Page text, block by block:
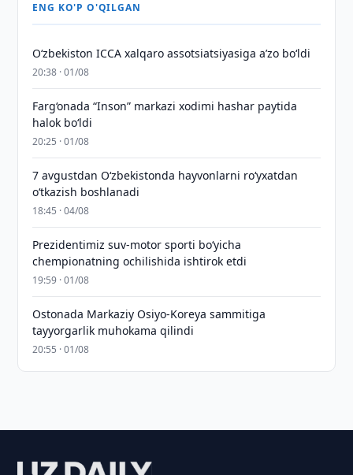
ENG KO'P O'QILGAN
O‘zbekiston ICCA xalqaro assotsiatsiyasiga aʼzo bo‘ldi
20:38 · 01/08
Farg‘onada “Inson” markazi xodimi hashar paytida
halok bo‘ldi
20:25 · 01/08
7 avgustdan O‘zbekistonda hayvonlarni ro‘yxatdan
o‘tkazish boshlanadi
18:45 · 04/08
Prezidentimiz suv-motor sporti bo‘yicha
chempionatning ochilishida ishtirok etdi
19:59 · 01/08
Ostonada Markaziy Osiyo-Koreya sammitiga
tayyorgarlik muhokama qilindi
20:55 · 01/08